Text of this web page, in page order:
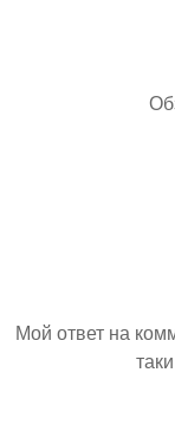
Мой ответ на